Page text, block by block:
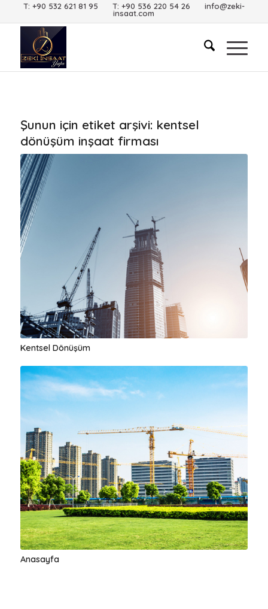
T: +90 532 621 81 95 T: +90 536 220 54 26 info@zeki-
insaat.com
Şunun için etiket arşivi: kentsel
dönüşüm inşaat firması
Kentsel Dönüşüm
Anasayfa